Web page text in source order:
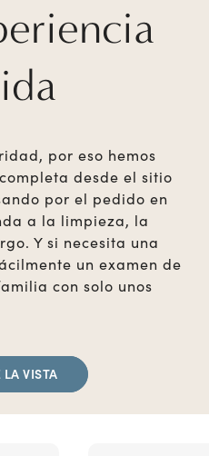
por eso hemos
desde el sitio
por el pedido en
a la limpieza, la
Y si necesita una
un examen de
con solo unos
VISTA